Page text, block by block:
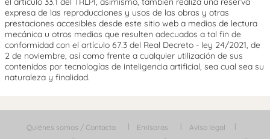
expresa de las reproducciones y usos de las obras y otras
prestaciones accesibles desde este sitio web a medios de lectura
mecánica u otros medios que resulten adecuados a tal fin de
conformidad con el artículo 67.3 del Real Decreto - ley 24/2021, de
2 de noviembre, así como frente a cualquier utilización de sus
contenidos por tecnologías de inteligencia artificial, sea cual sea su
naturaleza y finalidad.
Quiénes somos / Contacta Emisoras
Aviso legal